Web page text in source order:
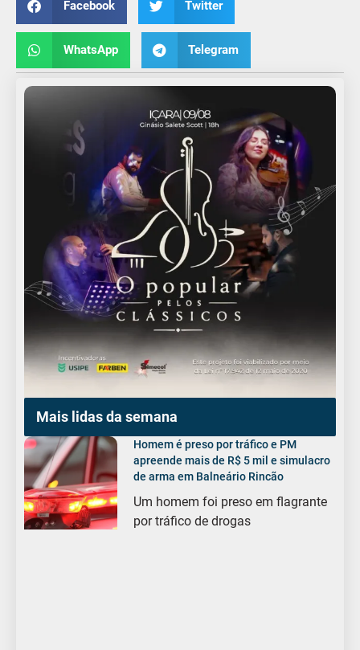
Facebook Twitter
WhatsApp Telegram
Mais lidas da semana
Homem é preso por tráfico e PM
apreende mais de R$ 5 mil e simulacro
de arma em Balneário Rincão
Um homem foi preso em flagrante
por tráfico de drogas